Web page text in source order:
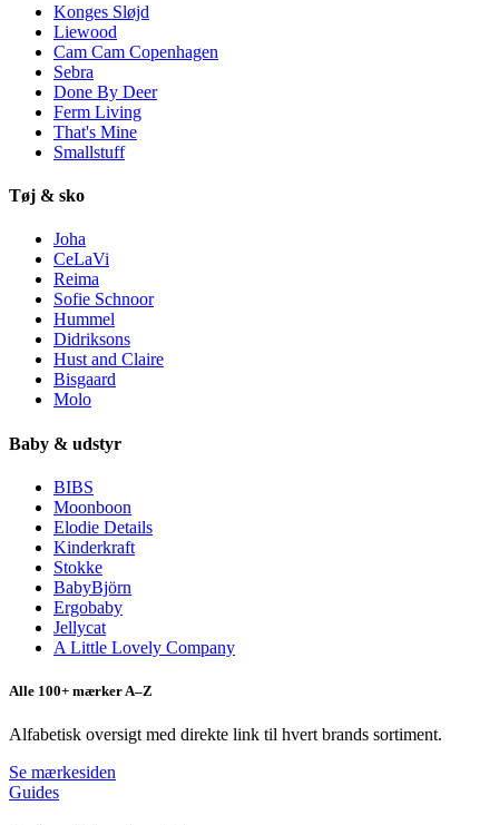
Konges Sløjd
Liewood
Cam Cam Copenhagen
Sebra
Done By Deer
Ferm Living
That's Mine
Smallstuff
Tøj & sko
Joha
CeLaVi
Reima
Sofie Schnoor
Hummel
Didriksons
Hust and Claire
Bisgaard
Molo
Baby & udstyr
BIBS
Moonboon
Elodie Details
Kinderkraft
Stokke
BabyBjörn
Ergobaby
Jellycat
A Little Lovely Company
Alle 100+ mærker A–Z
Alfabetisk oversigt med direkte link til hvert brands sortiment.
Se mærkesiden
Guides